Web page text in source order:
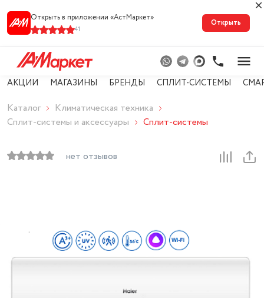
Открыть в приложении «АстМарке‪т‬»
41
Открыть
АКЦИИ МАГАЗИНЫ БРЕНДЫ СПЛИТ-СИСТЕМЫ
Каталог
Климатическая техника
Сплит-системы и аксессуары
Сплит-системы
нет отзывов